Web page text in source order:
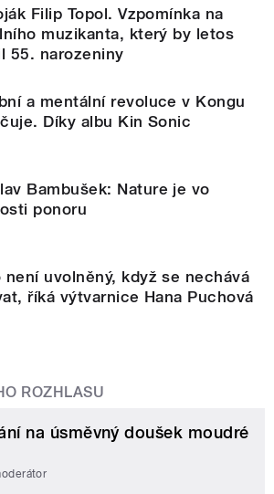
Filip Topol. Vzpomínka na
muzikanta, který by letos
55. narozeniny
a mentální revoluce v Kongu
Díky albu Kin Sonic
Bambušek: Nature je vo
ponoru
není uvolněný, když se nechává
říká výtvarnice Hana Puchová
ROZHLASU
na úsměvný doušek moudré